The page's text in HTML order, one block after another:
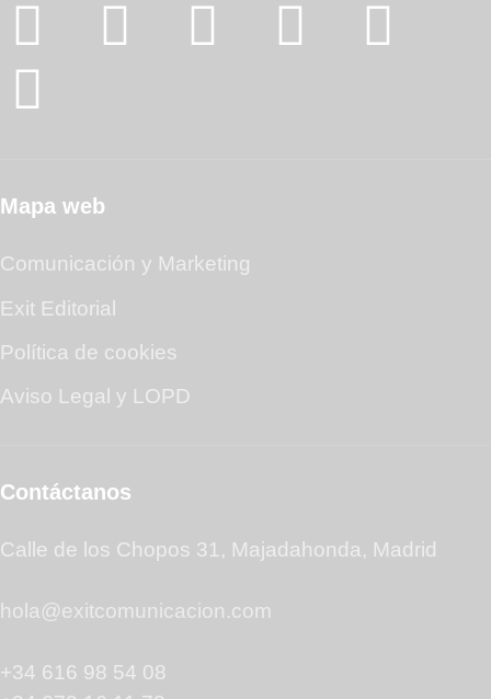
Mapa web
Comunicación y Marketing
Exit Editorial
Política de cookies
Aviso Legal y LOPD
Contáctanos
Calle de los Chopos 31, Majadahonda, Madrid
hola@exitcomunicacion.com
+34 616 98 54 08